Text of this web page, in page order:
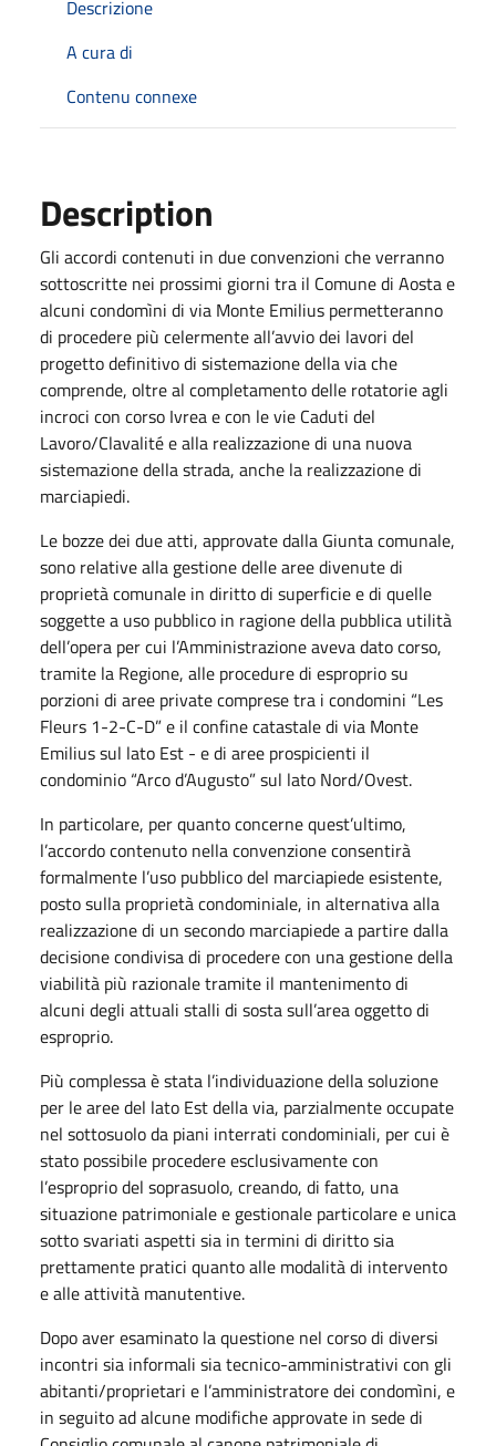
Descrizione
A cura di
Contenu connexe
Description
Gli accordi contenuti in due convenzioni che verranno
sottoscritte nei prossimi giorni tra il Comune di Aosta e
alcuni condomìni di via Monte Emilius permetteranno
di procedere più celermente all’avvio dei lavori del
progetto definitivo di sistemazione della via che
comprende, oltre al completamento delle rotatorie agli
incroci con corso Ivrea e con le vie Caduti del
Lavoro/Clavalité e alla realizzazione di una nuova
sistemazione della strada, anche la realizzazione di
marciapiedi.
Le bozze dei due atti, approvate dalla Giunta comunale,
sono relative alla gestione delle aree divenute di
proprietà comunale in diritto di superficie e di quelle
soggette a uso pubblico in ragione della pubblica utilità
dell’opera per cui l’Amministrazione aveva dato corso,
tramite la Regione, alle procedure di esproprio su
porzioni di aree private comprese tra i condomini “Les
Fleurs 1-2-C-D” e il confine catastale di via Monte
Emilius sul lato Est - e di aree prospicienti il
condominio “Arco d’Augusto” sul lato Nord/Ovest.
In particolare, per quanto concerne quest’ultimo,
l’accordo contenuto nella convenzione consentirà
formalmente l’uso pubblico del marciapiede esistente,
posto sulla proprietà condominiale, in alternativa alla
realizzazione di un secondo marciapiede a partire dalla
decisione condivisa di procedere con una gestione della
viabilità più razionale tramite il mantenimento di
alcuni degli attuali stalli di sosta sull’area oggetto di
esproprio.
Più complessa è stata l’individuazione della soluzione
per le aree del lato Est della via, parzialmente occupate
nel sottosuolo da piani interrati condominiali, per cui è
stato possibile procedere esclusivamente con
l’esproprio del soprasuolo, creando, di fatto, una
situazione patrimoniale e gestionale particolare e unica
sotto svariati aspetti sia in termini di diritto sia
prettamente pratici quanto alle modalità di intervento
e alle attività manutentive.
Dopo aver esaminato la questione nel corso di diversi
incontri sia informali sia tecnico-amministrativi con gli
abitanti/proprietari e l’amministratore dei condomìni, e
in seguito ad alcune modifiche approvate in sede di